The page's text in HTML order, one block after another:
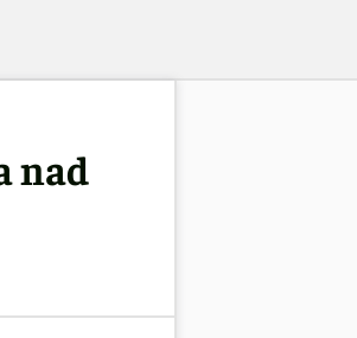
nad